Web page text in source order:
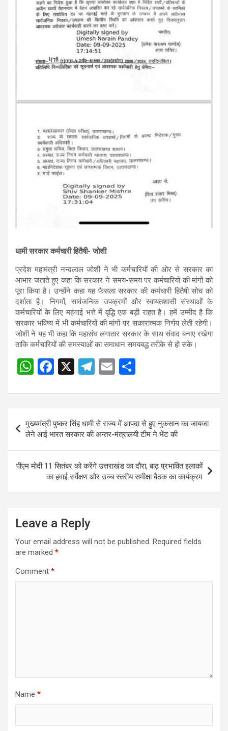
धामी सरकार कर्मचारी हितैषी- जोशी
प्रदेश महामंत्री नन्दलाल जोशी ने भी कर्मचारियों की ओर से सरकार का
आभार जताते हुए कहा कि सरकार ने समय-समय पर कर्मचारियों की मांगों को
पूरा किया है। उन्होंने कहा यह फैसला सरकार की कर्मचारी हितैषी सोच को
दर्शाता है। निगमों, सार्वजनिक उपक्रमों और स्वायतशासी संस्थाओं के
कर्मचारियों के लिए महंगाई भत्ते में वृद्धि एक बड़ी राहत है। हमें उम्मीद है कि
सरकार भविष्य में भी कर्मचारियों की मांगों पर सकारात्मक निर्णय लेती रहेगी।
जोशी ने यह भी कहा कि महासंघ लगातार सरकार के साथ संवाद बनाए रखेगा
ताकि कर्मचारियों की समस्याओं का समाधान समयबद्ध तरीके से हो सके।
PostW
at
s
A
p
p
F
ce
o
o
k
X
T
e
gr
a
m
E
ail ar
navigation
मुख्यमंत्री पुष्कर सिंह धामी से राज्य में आपदा से हुए नुकसान का जायजा
लेने आई भारत सरकार की अन्तर-मंत्रालयी टीम ने भेंट की
पीएम मोदी 11 सितंबर को करेंगे उत्तराखंड का दौरा, बाढ़ प्रभावित इलाकों
का हवाई सर्वेक्षण और उच्च स्तरीय समीक्षा बैठक का कार्यक्रम
Leave a Reply
Your email address will not be published. Required fields
are marked *
Comment *
Name *